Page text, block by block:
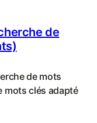
de
de mots
mots clés adapté